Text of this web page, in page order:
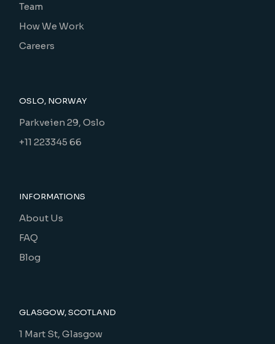
Team
How We Work
Careers
OSLO, NORWAY
Parkveien 29, Oslo
+11 223345 66
INFORMATIONS
About Us
FAQ
Blog
GLASGOW, SCOTLAND
1 Mart St, Glasgow